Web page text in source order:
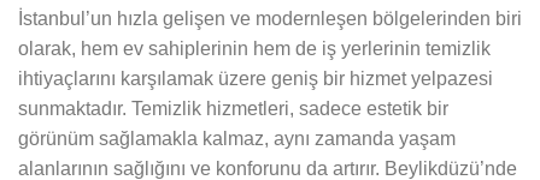
İstanbul’un hızla gelişen ve modernleşen bölgelerinden biri
olarak, hem ev sahiplerinin hem de iş yerlerinin temizlik
ihtiyaçlarını karşılamak üzere geniş bir hizmet yelpazesi
sunmaktadır. Temizlik hizmetleri, sadece estetik bir
görünüm sağlamakla kalmaz, aynı zamanda yaşam
alanlarının sağlığını ve konforunu da artırır. Beylikdüzü’nde